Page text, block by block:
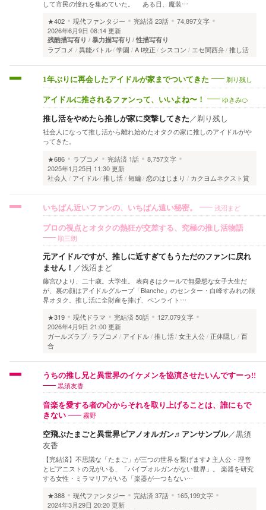
して市民の憧れを集めていた。 ある日、魔装…
★402
現代ファンタジー 完結済23話
74,897文字
2026年6月9日 08:14 更新
残酷描写有り 暴力描写有り 性描写有り
ラブコメ 異能バトル 学園 A I校正 シスコン エセ関西弁 推し活
1年ぶりに再会したアイドルが家までついてきた 剃り残し
アイドルに推されるファンって、いいよね〜！ ゆきみ🍊
推し活をやめたら推しが家に突撃してきた ／剃り残し
社会人になって推し活から離れ始めたオタクの家に推しのアイドルがや
ってきた。
★686
ラブコメ 完結済 1話
8,757文字
2025年1月25日 11:30 更新
社会人
アイドル 推し活 短編 恋のはじまり カクヨムネクスト賞
いちばん近いファンの、いちばん遠い秘密。 浅沼まど
プロの視点とオタクの熱狂が交差する、究極の推し活物語
順三朗
元アイドルですが、推しに近すぎてもうただのファンに戻れ
ません！ ／浅沼まど
藤宮ひより、二十歳。大学生。 表向きはクールで無愛想な女子大生だ
が、裏の顔はアイドルグループ「Blanche」のセンター・白峰すみれの限
界オタク。推し活に全財産を捧げ、ペンライト…
★319
現代ドラマ 完結済50話
127,079文字
2026年4月9日 21:00 更新
ガールズラブ
ラブコメ アイドル 推し活 女主人公 正体隠し
百
合
うちの推し兄と異世界のイケメンを協演させたいんですーっ!!
黒須友香
音楽を愛する者の心からそれを取り上げることは、誰にもで
きない
霧野
空飛ぶたまごと異世界ピアノオルガン♬アンサンブル／黒須
友香
【完結済】不思議な「たまご」が三つの世界を繋げます♪ 主人公・理音
とピアニストの兄がいる、「パイプオルガンがない世界」。 楽器を研究
する女性・ミラマリアがいる「楽器が一つもない…
★388
現代ファンタジー 完結済37話
165,199文字
2024年3月29日 20:20 更新